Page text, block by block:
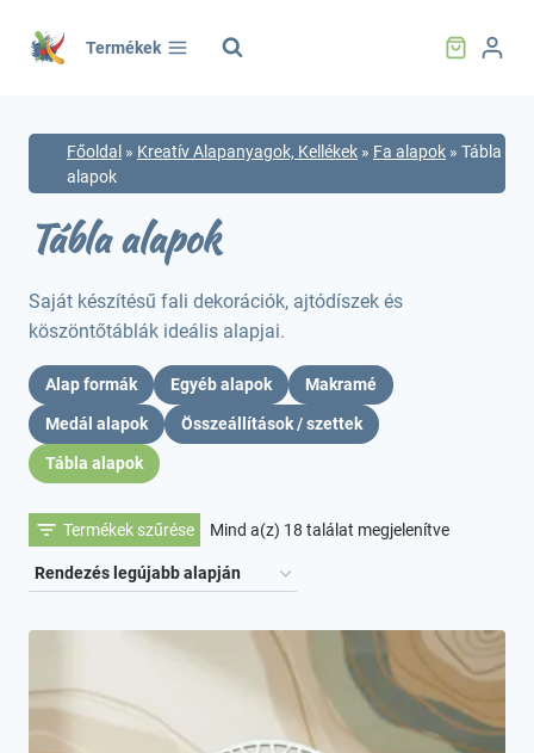
Termékek
Főoldal » Kreatív Alapanyagok, Kellékek » Fa alapok » Tábla
alapok
Tábla alapok
Saját készítésű fali dekorációk, ajtódíszek és
köszöntőtáblák ideális alapjai.
Alap formák Egyéb alapok Makramé
Medál alapok Összeállítások / szettek
Tábla alapok
Termékek szűrése Mind a(z) 18 találat megjelenítveSorted